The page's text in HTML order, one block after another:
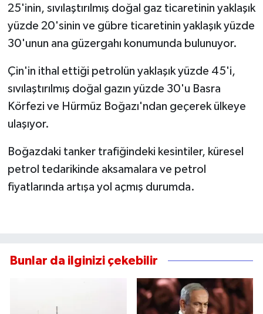
25'inin, sıvılaştırılmış doğal gaz ticaretinin yaklaşık
yüzde 20'sinin ve gübre ticaretinin yaklaşık yüzde
30'unun ana güzergahı konumunda bulunuyor.
Çin'in ithal ettiği petrolün yaklaşık yüzde 45'i,
sıvılaştırılmış doğal gazın yüzde 30'u Basra
Körfezi ve Hürmüz Boğazı'ndan geçerek ülkeye
ulaşıyor.
Boğazdaki tanker trafiğindeki kesintiler, küresel
petrol tedarikinde aksamalara ve petrol
fiyatlarında artışa yol açmış durumda.
Bunlar da ilginizi çekebilir